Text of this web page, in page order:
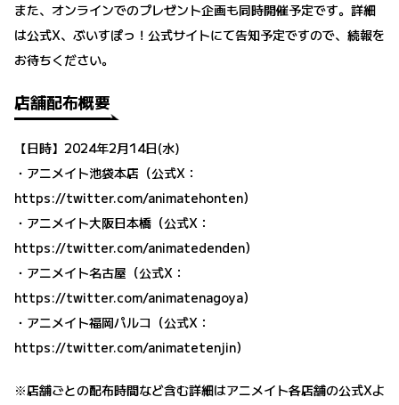
また、オンラインでのプレゼント企画も同時開催予定です。詳細
は​​公式X、ぶいすぽっ！公式サイトにて告知予定ですので、続報を
お待ちください。
店舗配布概要
【日時】2024年2月14日(水)
・アニメイト池袋本店（公式X：
https://twitter.com/animatehonten）
・アニメイト大阪日本橋（公式X：
https://twitter.com/animatedenden）
・アニメイト名古屋（公式X：
https://twitter.com/animatenagoya）
・アニメイト福岡パルコ（公式X：
https://twitter.com/animatetenjin）
※店舗ごとの配布時間など含む詳細はアニメイト各店舗の公式Xよ